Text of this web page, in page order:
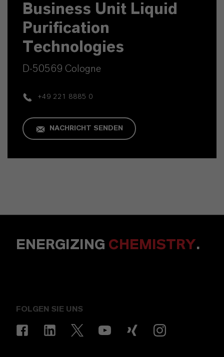
Business Unit Liquid
Purification
Technologies
D-50569 Cologne
+49 221 8885 0
NACHRICHT SENDEN
ENERGIZING CHEMISTRY.
FOLGEN SIE UNS